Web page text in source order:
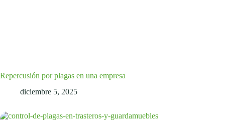
Repercusión por plagas en una empresa
diciembre 5, 2025